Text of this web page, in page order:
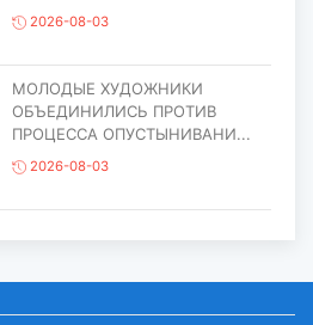
2026-08-03
МОЛОДЫЕ ХУДОЖНИКИ
ОБЪЕДИНИЛИСЬ ПРОТИВ
ПРОЦЕССА ОПУСТЫНИВАНИ...
2026-08-03
ВСЕМИРНОГО НАСЛЕД...
2026-07-27